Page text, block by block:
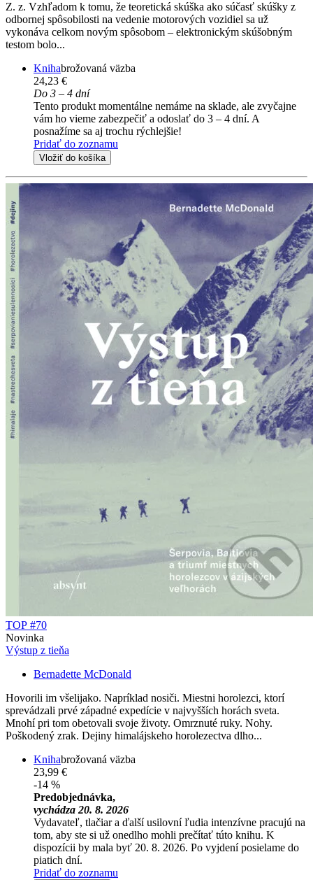
Z. z. Vzhľadom k tomu, že teoretická skúška ako súčasť skúšky z
odbornej spôsobilosti na vedenie motorových vozidiel sa už
vykonáva celkom novým spôsobom – elektronickým skúšobným
testom bolo...
Knihabrožovaná väzba
24,23 €
Do 3 – 4 dní
Tento produkt momentálne nemáme na sklade, ale zvyčajne
vám ho vieme zabezpečiť a odoslať do 3 – 4 dní. A
posnažíme sa aj trochu rýchlejšie!
Pridať do zoznamu
Vložiť do košíka
TOP #70
Novinka
Výstup z tieňa
Bernadette McDonald
Hovorili im všelijako. Napríklad nosiči. Miestni horolezci, ktorí
sprevádzali prvé západné expedície v najvyšších horách sveta.
Mnohí pri tom obetovali svoje životy. Omrznuté ruky. Nohy.
Poškodený zrak. Dejiny himalájskeho horolezectva dlho...
Knihabrožovaná väzba
23,99 €
-14 %
Predobjednávka,
vychádza 20. 8. 2026
Vydavateľ, tlačiar a ďalší usilovní ľudia intenzívne pracujú na
tom, aby ste si už onedlho mohli prečítať túto knihu. K
dispozícii by mala byť 20. 8. 2026. Po vyjdení posielame do
piatich dní.
Pridať do zoznamu